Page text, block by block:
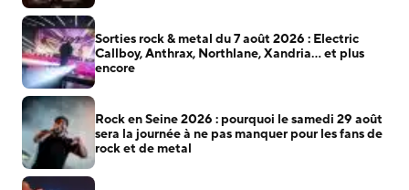
Sorties rock & metal du 7 août 2026 : Electric
Callboy, Anthrax, Northlane, Xandria… et plus
encore
Rock en Seine 2026 : pourquoi le samedi 29 août
sera la journée à ne pas manquer pour les fans de
rock et de metal